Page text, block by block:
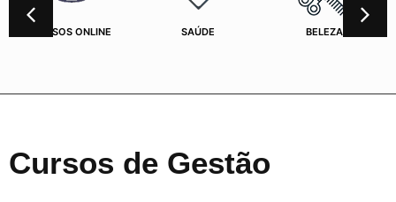
CURSOS ONLINE SAÚDE BELEZA
Cursos de Gestão